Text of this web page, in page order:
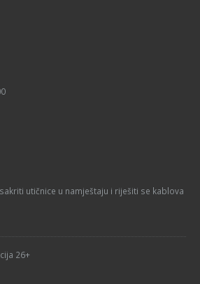
sakriti utičnice u namještaju i riješiti se kablova
26+